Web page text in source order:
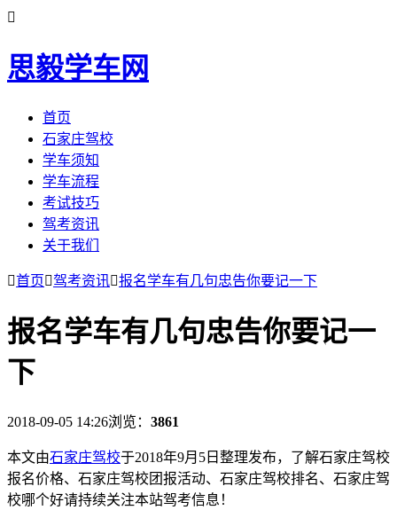

思毅学车网
首页
石家庄驾校
学车须知
学车流程
考试技巧
驾考资讯
关于我们
首页驾考资讯报名学车有几句忠告你要记一下
报名学车有几句忠告你要记一
下
2018-09-05 14:26浏览： 3861
本文由石家庄驾校于2018年9月5日整理发布，了解石家庄驾校
报名价格、石家庄驾校团报活动、石家庄驾校排名、石家庄驾
校哪个好请持续关注本站驾考信息！